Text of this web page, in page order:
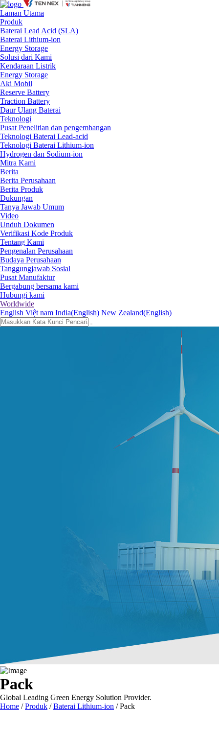
Laman Utama
Produk
Baterai Lead Acid (SLA)
Baterai Lithium-ion
Energy Storage
Solusi dari Kami
Kendaraan Listrik
Energy Storage
Aki Mobil
Reserve Battery
Traction Battery
Daur Ulang Baterai
Teknologi
Pusat Penelitian dan pengembangan
Teknologi Baterai Lead-acid
Teknologi Baterai Lithium-ion
Hydrogen dan Sodium-ion
Mitra Kami
Berita
Berita Perusahaan
Berita Produk
Dukungan
Tanya Jawab Umum
Video
Unduh Dokumen
Verifikasi Kode Produk
Tentang Kami
Pengenalan Perusahaan
Budaya Perusahaan
Tanggungjawab Sosial
Pusat Manufaktur
Bergabung bersama kami
Hubungi kami
Worldwide
English Việt nam India(English) New Zealand(English)
Pack
Global Leading Green Energy Solution Provider.
Home /Produk /Baterai Lithium-ion /Pack